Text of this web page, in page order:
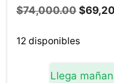
$74,000.00 El
original
$
12 disponibles
Llega